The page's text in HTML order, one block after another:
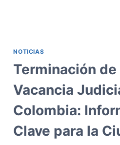
COBERTURA
PARA
PERSONAS
CON
DISCAPACIDAD
NOTICIAS
Terminación de
Vacancia
Colombia:
Clave para la